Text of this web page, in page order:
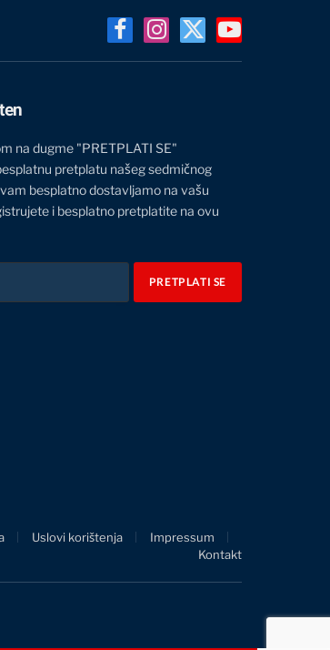
FacebookInstagram
X
(Twitter)
YouTube
na dugme "PRETPLATI SE"
pretplatu našeg sedmičnog
besplatno dostavljamo na vašu
i besplatno pretplatite na ovu
Uslovi korištenja
Impressum
Kontakt